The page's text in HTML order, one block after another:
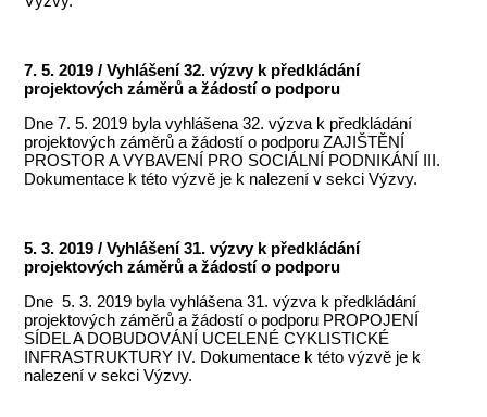
7. 5. 2019 / Vyhlášení 32. výzvy k předkládání
projektových záměrů a žádostí o podporu
Dne 7. 5. 2019 byla vyhlášena 32. výzva k předkládání
projektových záměrů a žádostí o podporu ZAJIŠTĚNÍ
PROSTOR A VYBAVENÍ PRO SOCIÁLNÍ PODNIKÁNÍ III.
Dokumentace k této výzvě je k nalezení v sekci Výzvy.
5. 3. 2019 / Vyhlášení 31. výzvy k předkládání
projektových záměrů a žádostí o podporu
Dne 5. 3. 2019 byla vyhlášena 31. výzva k předkládání
projektových záměrů a žádostí o podporu PROPOJENÍ
SÍDEL A DOBUDOVÁNÍ UCELENÉ CYKLISTICKÉ
INFRASTRUKTURY IV. Dokumentace k této výzvě je k
nalezení v sekci Výzvy.